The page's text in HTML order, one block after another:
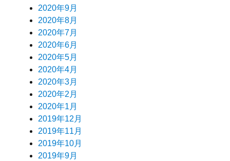
2020年9月
2020年8月
2020年7月
2020年6月
2020年5月
2020年4月
2020年3月
2020年2月
2020年1月
2019年12月
2019年11月
2019年10月
2019年9月